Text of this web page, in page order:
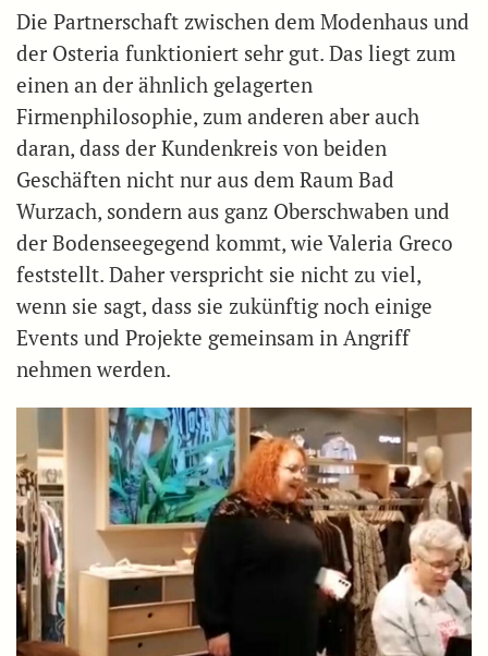
Die Partnerschaft zwischen dem Modenhaus und
der Osteria funktioniert sehr gut. Das liegt zum
einen an der ähnlich gelagerten
Firmenphilosophie, zum anderen aber auch
daran, dass der Kundenkreis von beiden
Geschäften nicht nur aus dem Raum Bad
Wurzach, sondern aus ganz Oberschwaben und
der Bodenseegegend kommt, wie Valeria Greco
feststellt. Daher verspricht sie nicht zu viel,
wenn sie sagt, dass sie zukünftig noch einige
Events und Projekte gemeinsam in Angriff
nehmen werden.